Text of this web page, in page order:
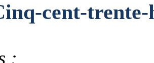
cent-trente-
: